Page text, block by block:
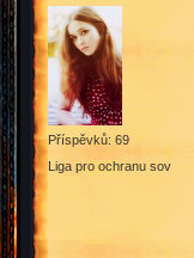
Příspěvků: 69
Liga pro ochranu sov